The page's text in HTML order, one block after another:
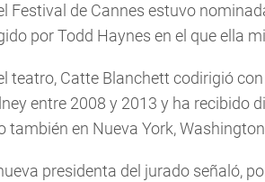
Festival de Cannes estuvo
por Todd Haynes en el que ella
teatro, Catte Blanchett codirigió
entre 2008 y 2013 y ha recibido
también en Nueva York,
presidenta del jurado señaló,